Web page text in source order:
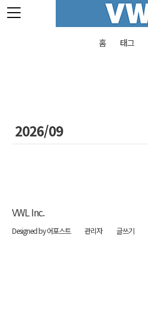
본문 바로가기
홈 태그
2026/09
VWL Inc.
Designed by 어포스트 관리자 글쓰기